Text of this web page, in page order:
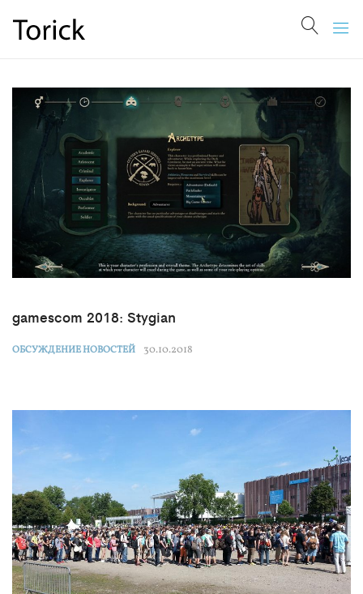
gamescom 2018: Stygian
ОБСУЖДЕНИЕ НОВОСТЕЙ 30.10.2018